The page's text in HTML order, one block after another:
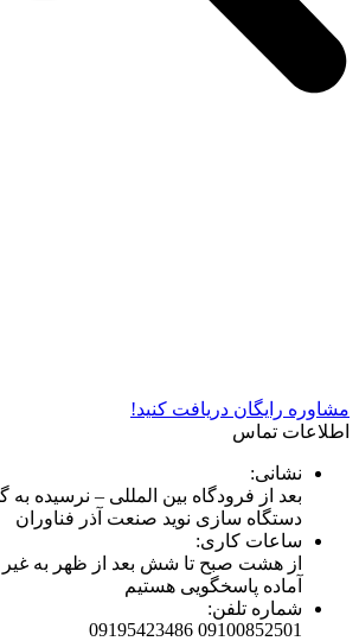
مشاوره رایگان دریافت کنید!
اطلاعات تماس
نشانی:
بعد از فرودگاه بین المللی – نرسیده
دستگاه سازی نوید صنعت آذر فناوران
ساعات کاری:
از هشت صبح تا شش بعد از ظهر به
آماده پاسخگویی هستیم
شماره تلفن:
09100852501 09195423486